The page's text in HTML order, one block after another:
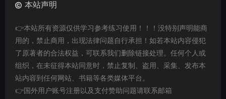
本站声明
👉本站所有资源仅供学习参考练习使用！！！没特别声明能商
用的，禁止商用，出现法律问题自行承担！如若本站内容侵犯
了原著者的合法权益，可联系我们删除链接处理。任何个人或
组织，在未征得本站同意时，禁止复制、盗用、采集、发布本
站内容到任何网站、书籍等各类媒体平台。
👉国外用户账号注册以及支付赞助问题请联系邮箱